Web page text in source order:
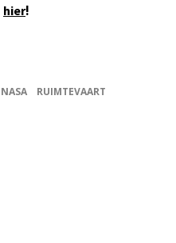
hier!
NASA
RUIMTEVAART